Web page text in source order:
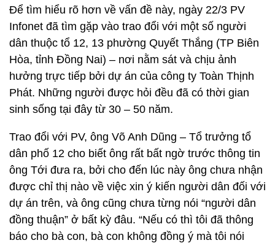
Để tìm hiểu rõ hơn về vấn đề này, ngày 22/3 PV
Infonet đã tìm gặp vào trao đổi với một số người
dân thuộc tổ 12, 13 phường Quyết Thắng (TP Biên
Hòa, tỉnh Đồng Nai) – nơi nằm sát và chịu ảnh
hưởng trực tiếp bởi dự án của công ty Toàn Thịnh
Phát. Những người được hỏi đều đã có thời gian
sinh sống tại đây từ 30 – 50 năm.
Trao đổi với PV, ông Võ Anh Dũng – Tổ trưởng tổ
dân phố 12 cho biết ông rất bất ngờ trước thông tin
ông Tới đưa ra, bởi cho đến lúc này ông chưa nhận
được chỉ thị nào về việc xin ý kiến người dân đối với
dự án trên, và ông cũng chưa từng nói “người dân
đồng thuận” ở bất kỳ đâu. “Nếu có thì tôi đã thông
báo cho bà con, bà con không đồng ý mà tôi nói